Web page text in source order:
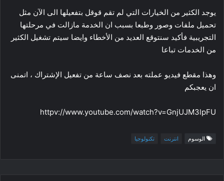
يوجد الكثير من الخيارات التي لم تقم قوقل بتفعيلها الى الآن مثل
تحميل ملفات وصور وطبعا بسبب ان الخدمة مازالت في مرحلتها
التجريبية فأكيد سنتوقع العديد من الأخطاء وايضا سيتم تشغيل الكثير
من الخدمات تباعا
وهذا مقطع فيديو عملته بعد نصف ساعة من تفعيل الإشتراك ، اتمنى
ان يعجبكم
httpv://www.youtube.com/watch?v=GnjUJM3lpFU
الوسوم انترنت تكنولوجيا